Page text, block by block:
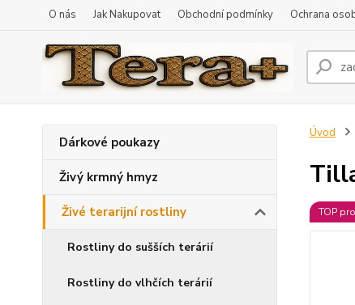
O nás Jak Nakupovat Obchodní podmínky Ochrana
Dárkové poukazy
Živý krmný hmyz
Živé terarijní rostliny
Rostliny do sušších terárií
Rostliny do vlhčích terárií
Úvod
TOP